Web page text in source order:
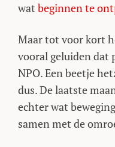
wat beginnen te
Maar tot voor kort
vooral geluiden dat
NPO. Een beetje
dus. De laatste
echter wat
samen met de